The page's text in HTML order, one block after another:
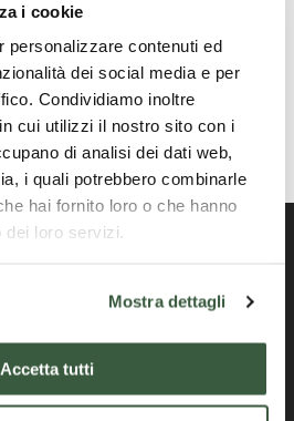
i cookie
personalizzare contenuti ed
dei social media e per
Condividiamo inoltre
cui utilizzi il nostro sito con i
di analisi dei dati web,
i quali potrebbero combinarle
hai fornito loro o che hanno
dei loro servizi.
Mostra dettagli
Accetta tutti
of the Umbria Region